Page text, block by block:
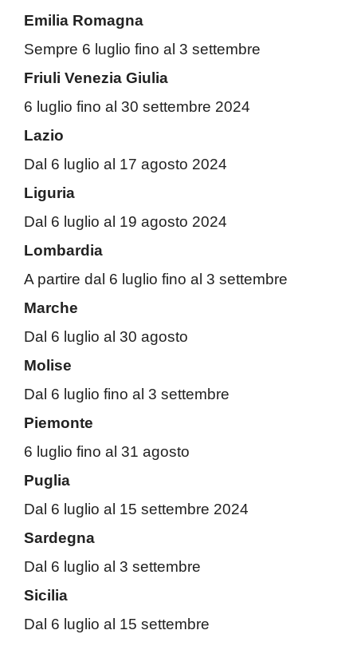
Emilia Romagna
Sempre 6 luglio fino al 3 settembre
Friuli Venezia Giulia
6 luglio fino al 30 settembre 2024
Lazio
Dal 6 luglio al 17 agosto 2024
Liguria
Dal 6 luglio al 19 agosto 2024
Lombardia
A partire dal 6 luglio fino al 3 settembre
Marche
Dal 6 luglio al 30 agosto
Molise
Dal 6 luglio fino al 3 settembre
Piemonte
6 luglio fino al 31 agosto
Puglia
Dal 6 luglio al 15 settembre 2024
Sardegna
Dal 6 luglio al 3 settembre
Sicilia
Dal 6 luglio al 15 settembre